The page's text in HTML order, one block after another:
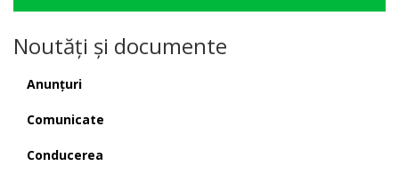
Noutăți și documente
Anunțuri
Comunicate
Conducerea